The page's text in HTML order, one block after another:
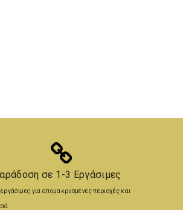
σε 1-3 Εργάσιμες
για απομακρυσμένες περιοχές και